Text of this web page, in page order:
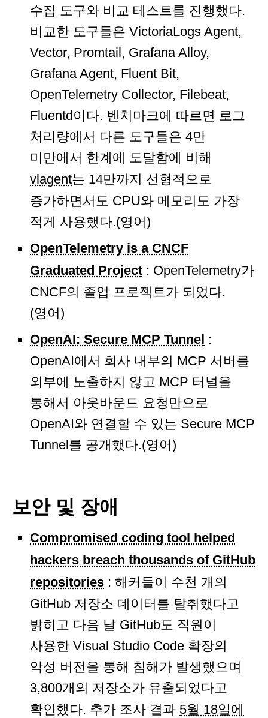
수집 도구와 비교 테스트를 진행했다.
비교한 도구들은 VictoriaLogs Agent,
Vector, Promtail, Grafana Alloy,
Grafana Agent, Fluent Bit,
OpenTelemetry Collector, Filebeat,
Fluentd이다. 벤치마크에 따르면 로그
처리량에서 다른 도구들은 4만
미만에서 한계에 도달함에 비해
vlagent는 14만까지 선형적으로
증가하면서도 CPU와 메모리도 가장
적게 사용했다.(영어)
OpenTelemetry is a CNCF
Graduated Project : OpenTelemetry가
CNCF의 졸업 프로젝트가 되었다.
(영어)
OpenAI: Secure MCP Tunnel :
OpenAI에서 회사 내부의 MCP 서버를
외부에 노출하지 않고 MCP 터널을
통해서 아웃바운드 요청만으로
OpenAI와 연결할 수 있는 Secure MCP
Tunnel를 공개했다.(영어)
보안 및 장애
Compromised coding tool helped
hackers breach thousands of GitHub
repositories : 해커들이 수천 개의
GitHub 저장소 데이터를 탈취했다고
밝히고 다음 날 GitHub도 직원이
사용한 Visual Studio Code 확장의
악성 버전을 통해 침해가 발생했으며
3,800개의 저장소가 유출되었다고
확인했다. 추가 조사 결과 5월 18일에